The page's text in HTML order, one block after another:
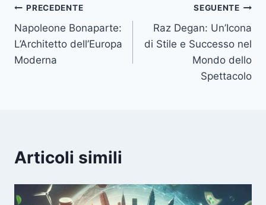
Navigazione
articoli
PRECEDENTE
Napoleone Bonaparte:
L’Architetto dell’Europa
Moderna
SEGUENTE
Raz Degan: Un’Icona
di Stile e Successo nel
Mondo dello
Spettacolo
Articoli simili